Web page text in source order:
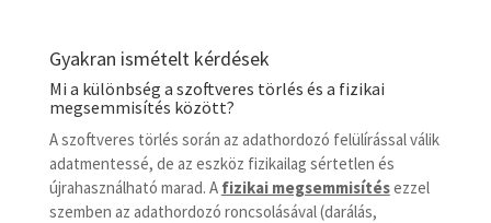
Gyakran ismételt kérdések
Mi a különbség a szoftveres törlés és a fizikai
megsemmisítés között?
A szoftveres törlés során az adathordozó felülírással válik
adatmentessé, de az eszköz fizikailag sértetlen és
újrahasználható marad. A fizikai megsemmisítésezzel
szemben az adathordozó roncsolásával (darálás,